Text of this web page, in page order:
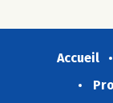
Accueil